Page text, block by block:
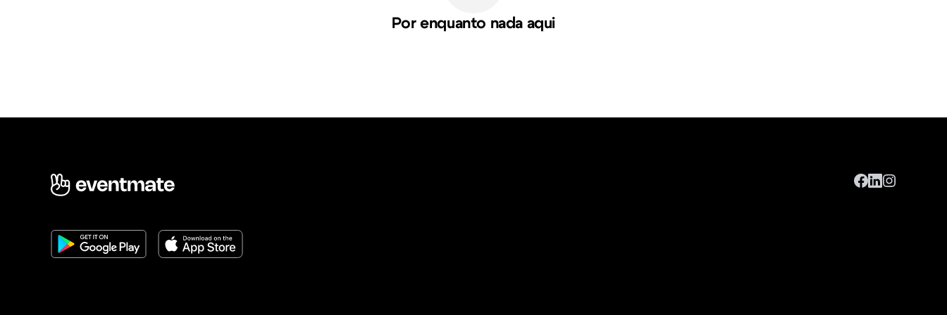
Por enquanto nada aqui